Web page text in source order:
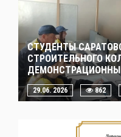
СТУДЕНТЫ
СТРОИТЕЛЬНОГО
29.06. 2026 862